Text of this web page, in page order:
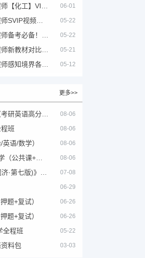
06-01
2026年中级注册安全工程师SVIP视频课程 05-22
05-22
05-21
2026年中级注册安全工程师感知境界各大机构课程 05-12
更多>>
08-06
班 08-06
语/数学） 08-06
2027年考研政治/英语/数学（公共课+专业课） 08-06
07-08
06-29
题+复试） 06-26
题+复试） 06-26
全程班 05-22
料包 03-03